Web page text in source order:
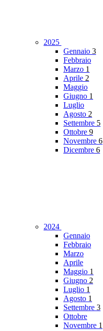
2025
Gennaio 3
Febbraio
Marzo 1
Aprile 2
Maggio
Giugno 1
Luglio
Agosto 2
Settembre 5
Ottobre 9
Novembre 6
Dicembre 6
2024
Gennaio
Febbraio
Marzo
Aprile
Maggio 1
Giugno 2
Luglio 1
Agosto 1
Settembre 3
Ottobre
Novembre 1